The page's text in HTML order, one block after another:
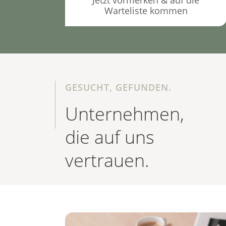
Warteliste kommen
GESUCHT, GEFUNDEN.
Unternehmen,
die auf uns
vertrauen.